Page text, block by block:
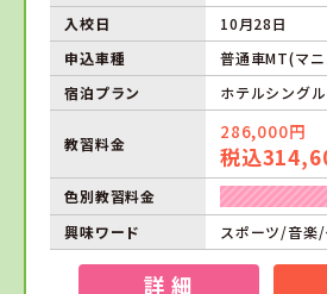
入校日
10月28日
申込車種
普通車MT(マ
宿泊プラン
ホテルシング
教習料金
286,000円
税込
色別教習料金
興味ワード
スポーツ/音楽/
詳 細